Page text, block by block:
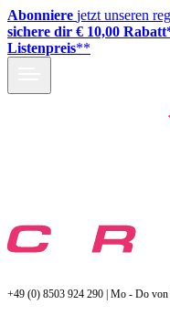
Abonniere jetzt unseren
sichere dir € 10,00
Listenpreis**
+49 (0) 8503 924 290 | Mo - Do